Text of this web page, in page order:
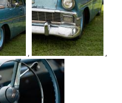
, ,